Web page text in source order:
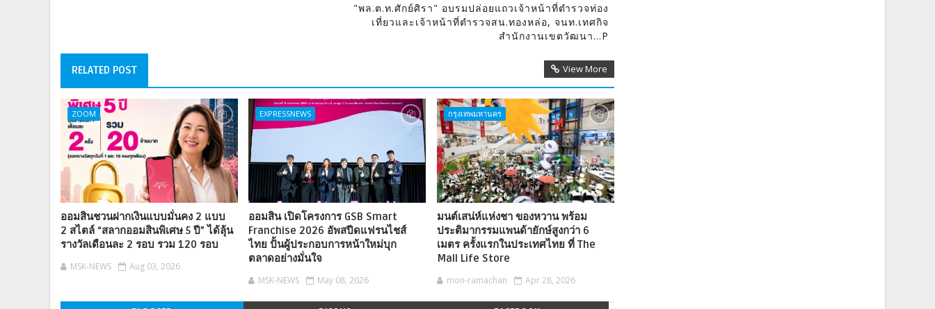
"พล.ต.ท.ศักย์ศิรา" อบรมปล่อยแถวเจ้าหน้าที่ตำรวจท่อง
เที่ยวและเจ้าหน้าที่ตำรวจสน.ทองหล่อ, จนท.เทศกิจ
สำนักงานเขตวัฒนา...P
RELATED POST View More
ZOOM
ออมสินชวนฝากเงินแบบมั่นคง 2 แบบ
2 สไตล์ “สลากออมสินพิเศษ 5 ปี” ได้ลุ้น
รางวัลเดือนละ 2 รอบ รวม 120 รอบ
MSK-NEWS Aug 03, 2026
EXPRESSNEWS
ออมสิน เปิดโครงการ GSB Smart
Franchise 2026 อัพสปีดแฟรนไชส์
ไทย ปั้นผู้ประกอบการหน้าใหม่บุก
ตลาดอย่างมั่นใจ
MSK-NEWS May 08, 2026
กรุงเทพมหานคร
มนต์เสน่ห์แห่งชา ของหวาน พร้อม
ประติมากรรมแพนด้ายักษ์สูงกว่า 6
เมตร ครั้งแรกในประเทศไทย ที่ The
Mall Life Store
mon-ramachan Apr 28, 2026